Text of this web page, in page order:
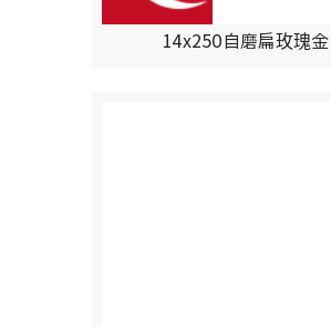
14x250自磨扁玫瑰金